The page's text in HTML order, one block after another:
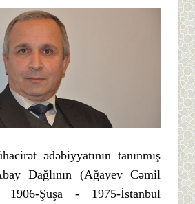
ədəbiyyatının tanınmış
Dağlının (Ağayev Cəmil
Şuşa - 1975-İstanbul